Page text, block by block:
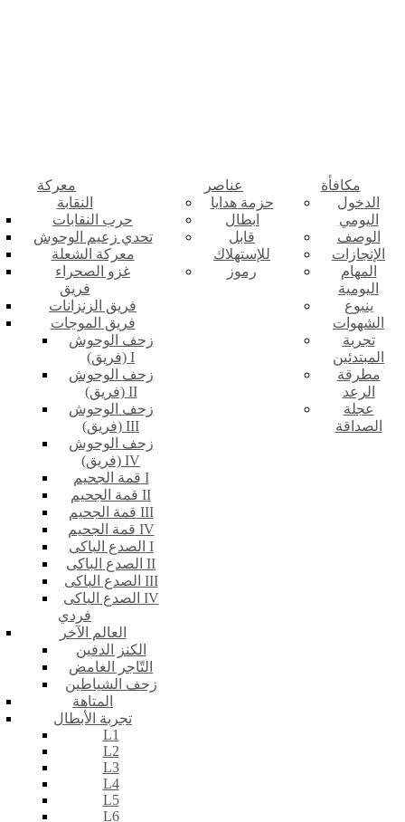
معركة
النقابة
حرب النقابات
تحدي زعيم الوحوش
معركة الشعلة
غزو الصحراء
فريق
فريق الزنزانات
فريق الموجات
زحف الوحوش
(فريق) I
زحف الوحوش
(فريق) II
زحف الوحوش
(فريق) III
زحف الوحوش
(فريق) IV
قمة الجحيم I
قمة الجحيم II
قمة الجحيم III
قمة الجحيم IV
الصدع الباكى I
الصدع الباكى II
الصدع الباكى III
الصدع الباكى IV
فردي
العالم الآخر
الكنز الدفين
التّاجر الغامض
زحف الشياطين
المتاهة
تجربة الأبطال
L1
L2
L3
L4
L5
L6
عناصر
حزمة هدايا
ابطال
قابل
للإستهلاك
رموز
مكافأة
الدخول
اليومي
الوصف
الإنجازات
المهام
اليومية
ينبوع
الشهوات
تجربة
المبتدئين
مطرقة
الرعد
عجلة
الصداقة